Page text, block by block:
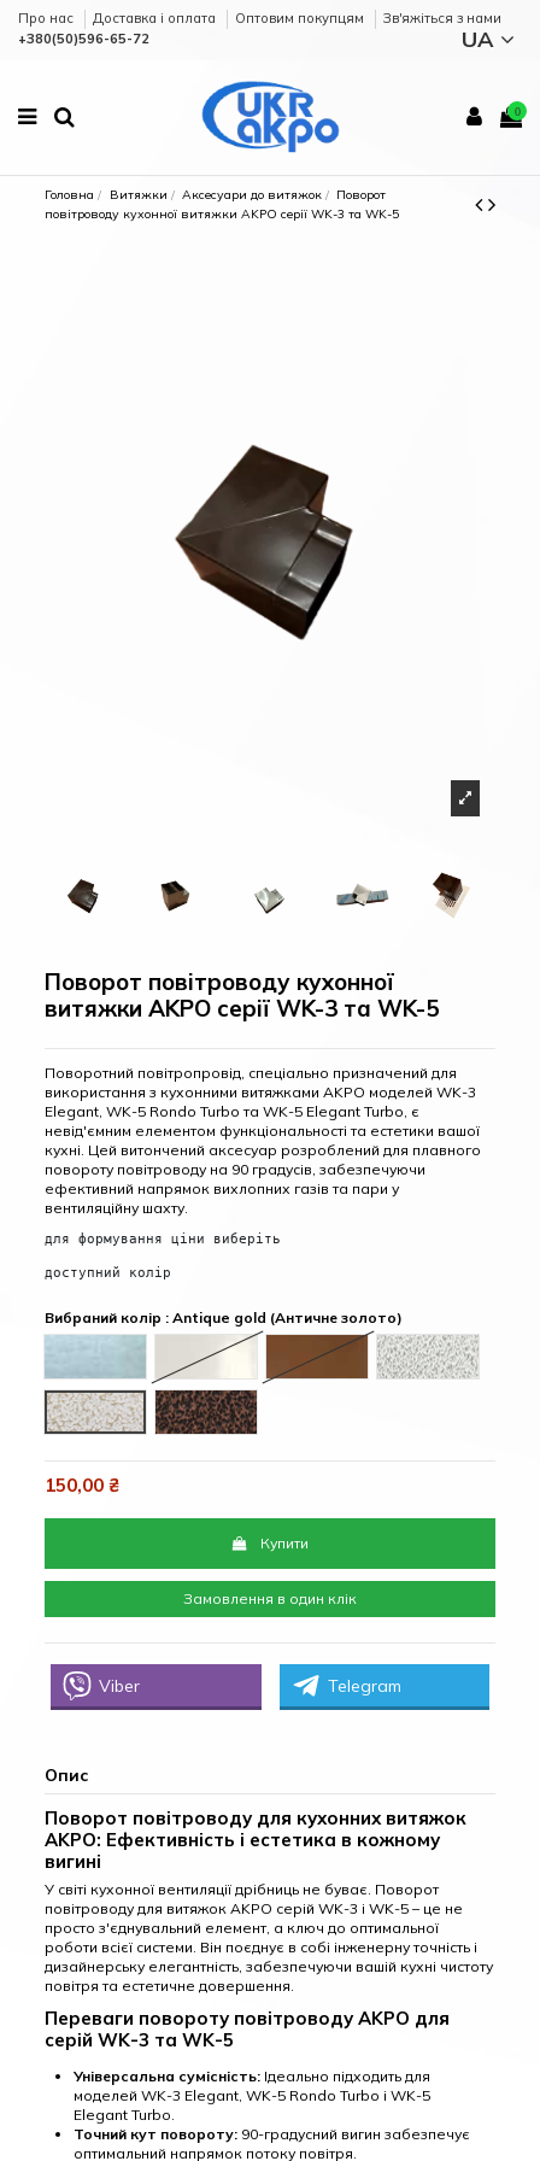
Про нас Доставка і оплата Оптовим покупцям
Зв'яжіться з нами
+380(50)596-65-72
UA
0
Головна Витяжки Аксесуари до витяжок
Поворот
повітроводу кухонної витяжки AKPO серії WK-3 та WK-5
Поворот повітроводу кухонної
витяжки AKPO серії WK-3 та WK-5
Поворотний повітропровід, спеціально призначений для
використання з кухонними витяжками AKPO моделей WK-3
Elegant, WK-5 Rondo Turbo та WK-5 Elegant Turbo, є
невід'ємним елементом функціональності та естетики вашої
кухні. Цей витончений аксесуар розроблений для плавного
повороту повітроводу на 90 градусів, забезпечуючи
ефективний напрямок вихлопних газів та пари у
вентиляційну шахту.
для формування ціни виберіть
доступний колір
Вибраний колір : Antique gold (Античне золото)
Inox (Нержавіюча сталь)
White (Білий) Brown (Коричневий)Antique ash
Antique gold (Античне золото)Antique copper (Антична мідь)
150,00 ₴
Купити
Замовлення в один клік
Viber Telegram
Опис
Поворот повітроводу для кухонних витяжок
AKPO: Ефективність і естетика в кожному
вигині
У світі кухонної вентиляції дрібниць не буває. Поворот
повітроводу для витяжок AKPO серій WK-3 і WK-5 – це не
просто з'єднувальний елемент, а ключ до оптимальної
роботи всієї системи. Він поєднує в собі інженерну точність і
дизайнерську елегантність, забезпечуючи вашій кухні чистоту
повітря та естетичне довершення.
Переваги повороту повітроводу AKPO для
серій WK-3 та WK-5
Універсальна сумісність: Ідеально підходить для
моделей WK-3 Elegant, WK-5 Rondo Turbo і WK-5
Elegant Turbo.
Точний кут повороту: 90-градусний вигин забезпечує
оптимальний напрямок потоку повітря.